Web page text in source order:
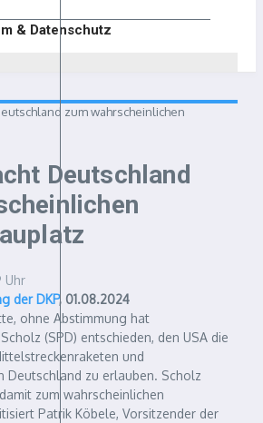
& Datenschutz
zum wahrscheinlichen
Deutschland
Uhr
der DKP, 01.08.2024
ohne Abstimmung hat
(SPD) entschieden, den USA die
und
Deutschland zu erlauben. Scholz
zum wahrscheinlichen
Patrik Köbele, Vorsitzender der